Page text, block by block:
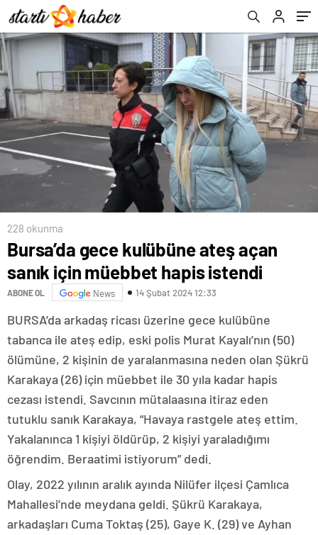
228 okunma
Bursa’da gece kulübüne ateş açan
sanık için müebbet hapis istendi
ABONE OL News 14 Şubat 2024 12:33
BURSA’da arkadaş ricası üzerine gece kulübüne
tabanca ile ateş edip, eski polis Murat Kayalı’nın (50)
ölümüne, 2 kişinin de yaralanmasına neden olan Şükrü
Karakaya (26) için müebbet ile 30 yıla kadar hapis
cezası istendi. Savcının mütalaasına itiraz eden
tutuklu sanık Karakaya, “Havaya rastgele ateş ettim.
Yakalanınca 1 kişiyi öldürüp, 2 kişiyi yaraladığımı
öğrendim. Beraatimi istiyorum” dedi.
Olay, 2022 yılının aralık ayında Nilüfer ilçesi Çamlıca
Mahallesi’nde meydana geldi. Şükrü Karakaya,
arkadaşları Cuma Toktaş (25), Gaye K. (29) ve Ayhan